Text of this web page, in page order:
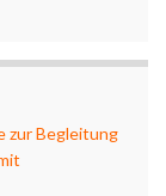
zur Begleitung